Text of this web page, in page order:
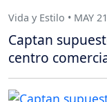
Vida y Estilo • MAY
Captan
centro